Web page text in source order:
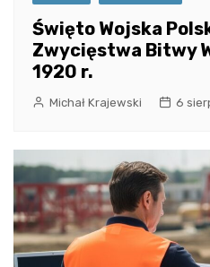
Święto Wojska
Zwycięstwa Bitwy
1920 r.
Michał Krajewski 6